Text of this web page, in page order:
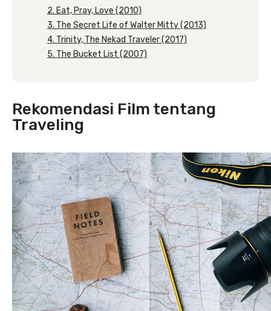
2. Eat, Pray, Love (2010)
3. The Secret Life of Walter Mitty (2013)
4. Trinity, The Nekad Traveler (2017)
5. The Bucket List (2007)
Rekomendasi Film tentang
Traveling